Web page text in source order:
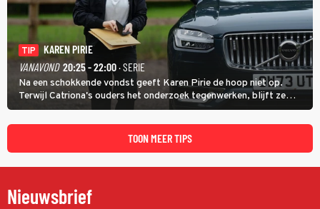
TIP
KAREN PIRIE
VANAVOND 20:25 - 22:00· SERIE
Na een schokkende vondst geeft Karen Pirie de hoop niet op.
Terwijl Catriona's ouders het onderzoek tegenwerken, blijft ze
speuren naar Adam. In deze slotaflevering van Karen Pirie leidt het
spoor via Frankrijk en Italië naar Malta.
TOON MEER TIPS
Nieuwsbrief